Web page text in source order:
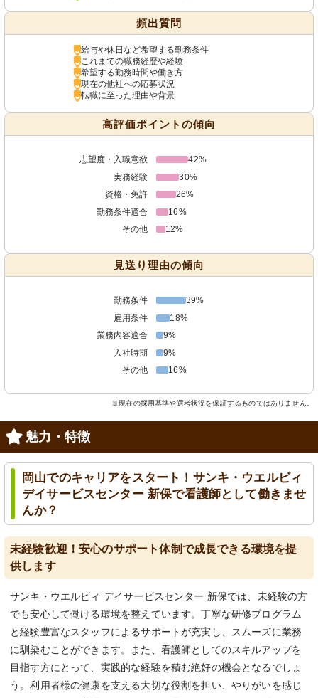
頻出質問
給与や休日など希望する勤務条件
これまでの職務経歴や経験
希望する勤務時間や働き方
現在の他社への応募状況
転職に至った理由や背景
高評価ポイントの傾向
志望度・入職意欲
42%
実務経験
30%
資格・免許
26%
勤務条件適合
16%
その他
12%
見送り理由の傾向
勤務条件
39%
雇用条件
18%
業務内容適合
9%
入社時期
9%
その他
16%
※現在の採用基準や選考状況を保証するものではありません。
魅力・特徴
岡山でのキャリアをスタート！サンキ・ウエルビィ
デイサービスセンター 新保で看護師として働きませ
んか？
未経験歓迎！安心のサポート体制で成長できる環境を提
供します
サンキ・ウエルビィ デイサービスセンター 新保では、未経験の方
でも安心して働ける環境を整えています。丁寧な研修プログラム
と経験豊富なスタッフによるサポートが充実し、スムーズに業務
に馴染むことができます。また、看護師としてのスキルアップを
目指す方にとって、実践的な経験を積む絶好の機会となるでしょ
う。利用者様の健康を支える大切な役割を担い、やりがいを感じ